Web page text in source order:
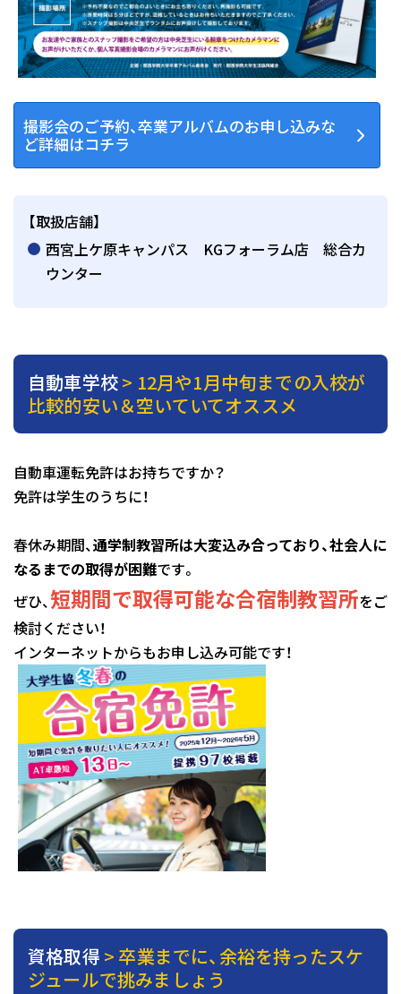
撮影会のご予約、卒業アルバムのお申し込みな
ど詳細はコチラ
【取扱店舗】
西宮上ケ原キャンパス KGフォーラム店 総合カ
ウンター
自動車学校> 12月や1月中旬までの入校が
比較的安い＆空いていてオススメ
自動車運転免許はお持ちですか？
免許は学生のうちに！
春休み期間、通学制教習所は大変込み合っており、社会人に
なるまでの取得が困難です。
ぜひ、短期間で取得可能な合宿制教習所をご
検討ください！
インターネットからもお申し込み可能です！
資格取得 > 卒業までに、余裕を持ったスケ
ジュールで挑みましょう